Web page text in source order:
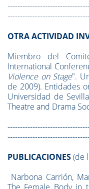
OTRA ACTIVIDAD
Miembro del
International
Violence on Stage".
de 2009). Entidades
Universidad de
Theatre and Drama
PUBLICACIONES(de
Narbona Carrión,